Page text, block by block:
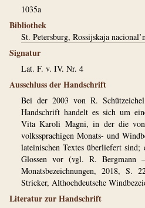
1035a
Bibliothek
St. Petersburg, Rossijskaja
Signatur
Lat. F. v. IV. Nr. 4
Ausschluss der Handschrift
Bei der 2003 von R. Schützeichel
Handschrift handelt es sich um
Vita Karoli Magni, in der die von
volkssprachigen Monats- und
lateinischen Textes überliefert sind;
Glossen vor (vgl. R. Bergmann
Monatsbezeichnungen, 2018, S.
Stricker, Althochdeutsche
Literatur zur Handschrift